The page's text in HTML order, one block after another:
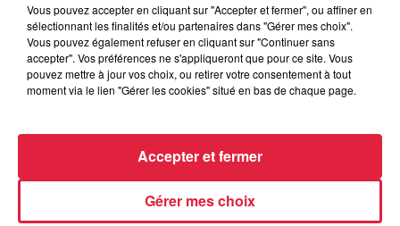
Dans la même série
Thierry du Domaine Wunsch et
Mann à Wettolsheim !
Wettolsheim !
Fanny nous présente le festival
Vous pouvez accepter en cliquant sur "Accepter et fermer", ou affiner en
sélectionnant les finalités et/ou partenaires dans "Gérer mes choix".
Vous pouvez également refuser en cliquant sur "Continuer sans
accepter". Vos préférences ne s'appliqueront que pour ce site. Vous
pouvez mettre à jour vos choix, ou retirer votre consentement à tout
moment via le lien "Gérer les cookies" situé en bas de chaque page.
Gérer mes choix
Accepter et fermer